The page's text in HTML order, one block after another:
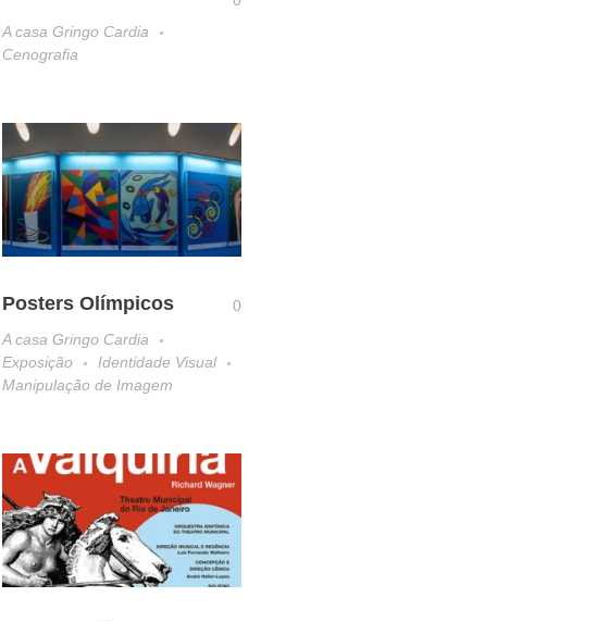
A casa Gringo Cardia
Cenografia
Posters Olímpicos
0
A casa Gringo Cardia
Exposição
Identidade Visual
Manipulação de Imagem